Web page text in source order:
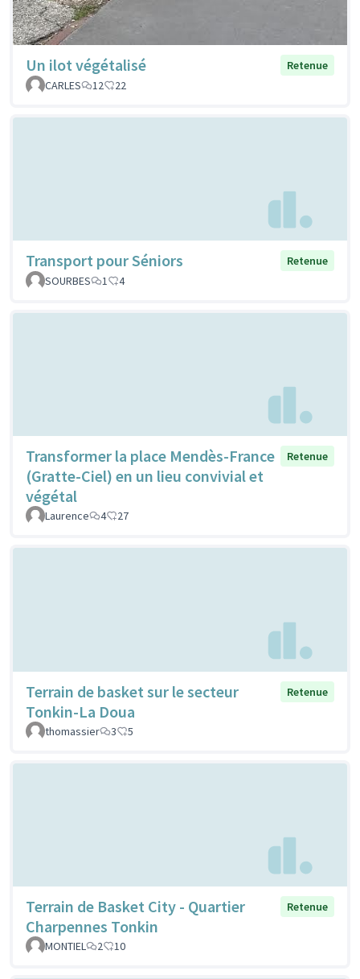
Un ilot végétalisé
Retenue
CARLES
12 22
Transport pour Séniors
Retenue
SOURBES
1 4
Transformer la place Mendès-France
(Gratte-Ciel) en un lieu convivial et
végétal
Retenue
Laurence 4 27
Terrain de basket sur le secteur
Tonkin-La Doua
Retenue
thomassier 3 5
Terrain de Basket City - Quartier
Charpennes Tonkin
Retenue
MONTIEL 2 10